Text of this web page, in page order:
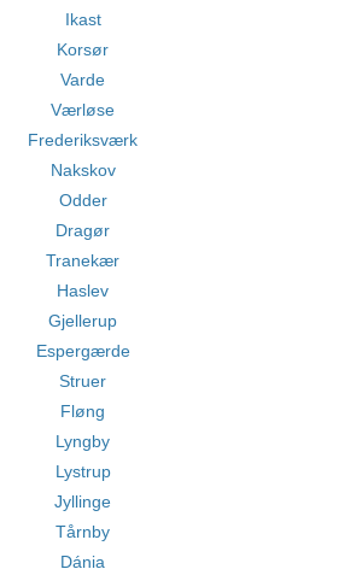
Ikast
Korsør
Varde
Værløse
Frederiksværk
Nakskov
Odder
Dragør
Tranekær
Haslev
Gjellerup
Espergærde
Struer
Fløng
Lyngby
Lystrup
Jyllinge
Tårnby
Dánia